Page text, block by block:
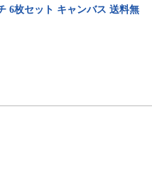
6枚セット キャンバス 送料無